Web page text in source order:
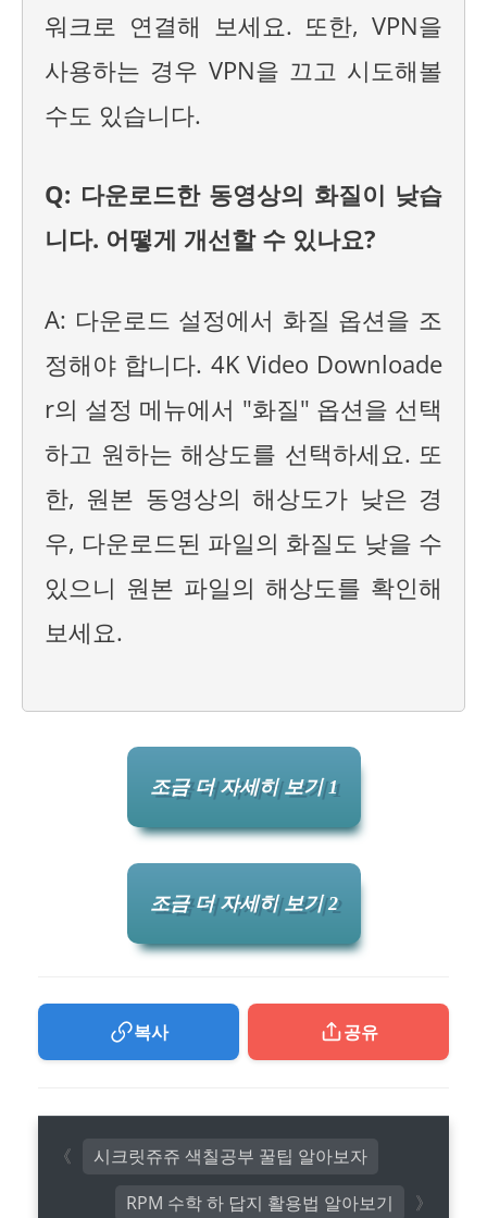
워크로 연결해 보세요. 또한, VPN을
사용하는 경우 VPN을 끄고 시도해볼
수도 있습니다.
Q: 다운로드한 동영상의 화질이 낮습
니다. 어떻게 개선할 수 있나요?
A: 다운로드 설정에서 화질 옵션을 조
정해야 합니다. 4K Video Downloade
r의 설정 메뉴에서 "화질" 옵션을 선택
하고 원하는 해상도를 선택하세요. 또
한, 원본 동영상의 해상도가 낮은 경
우, 다운로드된 파일의 화질도 낮을 수
있으니 원본 파일의 해상도를 확인해
보세요.
조금 더 자세히 보기 1
조금 더 자세히 보기 2
복사 공유
RPM 수학 하 답지 활용법 알아보기
시크릿쥬쥬 색칠공부 꿀팁 알아보자